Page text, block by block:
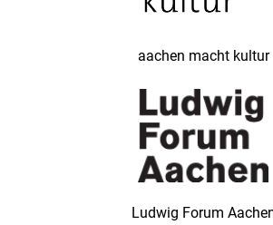
aachen macht kultur
Ludwig Forum